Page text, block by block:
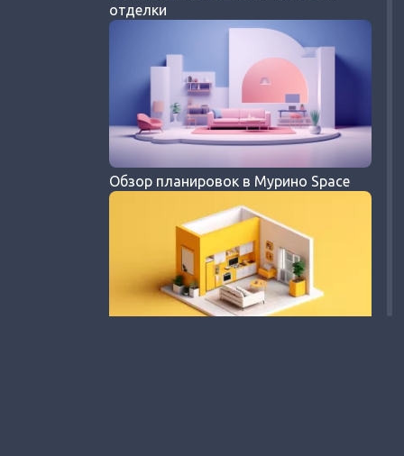
отделки
Обзор планировок в Мурино Space